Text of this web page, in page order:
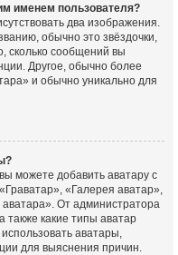
именем пользователя?
два изображения.
обычно это звёздочки,
сколько сообщений вы
Другое, обычно более
и обычно уникально для
можете добавить аватару с
«Галерея аватар»,
От администратора
также какие типы аватар
аватары,
для выяснения причин.